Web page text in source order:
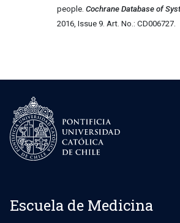
people.Cochrane Database of
2016, Issue 9. Art. No.: CD006727.
Escuela de Medicina